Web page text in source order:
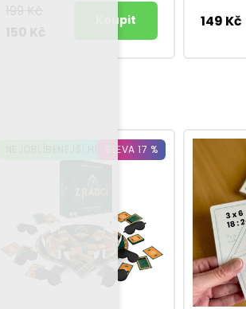
149 Kč
SLEVA 17 %